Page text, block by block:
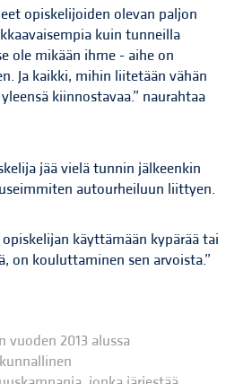
opiskelijoiden olevan paljon
kuin tunneilla
ole mikään ihme - aihe on
Ja kaikki, mihin liitetään vähän
kiinnostavaa.” naurahtaa
jää vielä tunnin jälkeenkin
autourheiluun liittyen.
käyttämään kypärää tai
on kouluttaminen sen arvoista.”
vuoden 2013 alussa